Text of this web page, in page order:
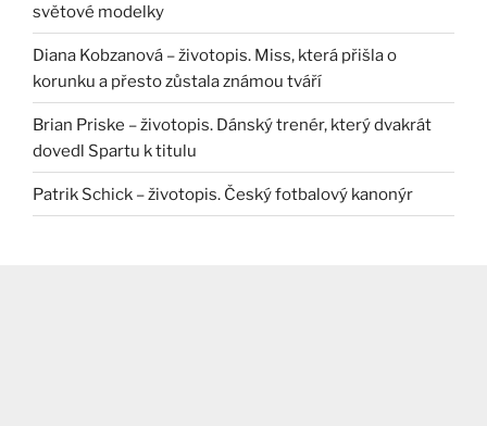
světové modelky
Diana Kobzanová – životopis. Miss, která přišla o
korunku a přesto zůstala známou tváří
Brian Priske – životopis. Dánský trenér, který dvakrát
dovedl Spartu k titulu
Patrik Schick – životopis. Český fotbalový kanonýr